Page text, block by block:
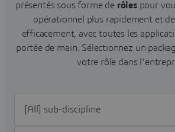
présentés sous forme de rôles pour
opérationnel plus rapidement et
efficacement, avec toutes les
portée de main. Sélectionnez un
votre rôle dans